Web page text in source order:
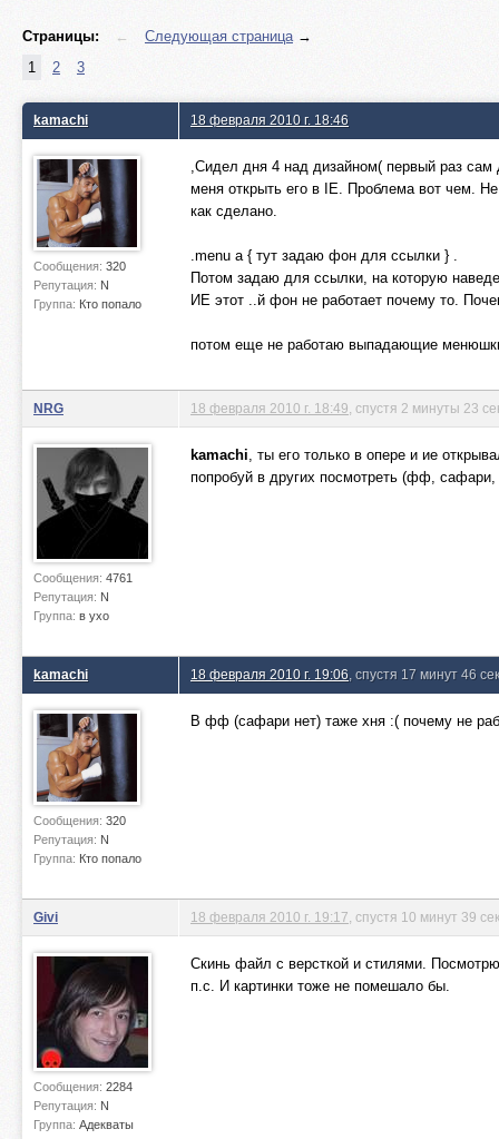
Страницы: ← Следующая страница→
1
2 3
kamachi
Сообщения: 320
Репутация: N
Группа: Кто попало
18 февраля 2010 г. 18:46
,Сидел дня 4 над дизайном( первый раз
меня открыть его в IE. Проблема вот чем.
как сделано.
.menu a { тут задаю фон для ссылки } .
Потом задаю для ссылки, на которую
ИЕ этот ..й фон не работает почему то.
потом еще не работаю выпадающие
NRG
Сообщения: 4761
Репутация: N
Группа: в ухо
18 февраля 2010 г. 18:49 , спустя 2 минуты 23
kamachi, ты его только в опере и ие
попробуй в других посмотреть (фф,
kamachi
Сообщения: 320
Репутация: N
Группа: Кто попало
18 февраля 2010 г. 19:06 , спустя 17 минут 46
В фф (сафари нет) таже хня :( почему не
Givi
Сообщения: 2284
Репутация: N
Группа: Адекваты
18 февраля 2010 г. 19:17 , спустя 10 минут 39
Скинь файл с версткой и стилями.
п.с. И картинки тоже не помешало бы.